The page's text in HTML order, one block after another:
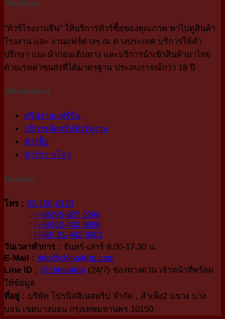
เกี่ยวกับเรา
"ทัวร์โรงงานจีน" ให้บริการทัวร์ซื้อของคุณภาพ พาไปดูสินค้า
โรงงาน และ งานแฟร์ต่างๆ ณ ต่างประเทศ บริการให้คำ
ปรึกษา แนะนำก่อนเดินทาง และบริการนำเข้าสินค้ามาไทย
ด้วยเรทค่าขนส่งที่ได้มาตรฐาน ประสบการณ์กว่า 18 ปี
บริการของเรา
ทริปงานแฟร์จีน
บริการจัดกรุ๊ปทัวร์ดูงาน
ทัวร์อี้อู
ทัวร์กวางโจว
ติดต่อเรา
โทร : 02-106-0120
: (+66)95-887 2246
: (+66)62-430 8688
: (+66) 81-442 6001
วันเวลาทำการ : จันทร์-เสาร์ 9.00-17.30 น.
E-Mail : info@china4trip.com
Line ID : @china4trip (24/7) ช่องทางด่วน เจ้าหน้าที่พร้อม
ให้ข้อมูล
ที่อยู่ : บริษัท โปรบิสสิเนสทริป จำกัด , สำเพ็ง2 แขวง บาง
บอน เขตบางบอน กรุงเทพมหานคร 10150